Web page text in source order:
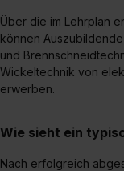
Über die im Lehrplan
können
und
Wickeltechnik von
erwerben.
Wie sieht ein
Nach erfolgreich